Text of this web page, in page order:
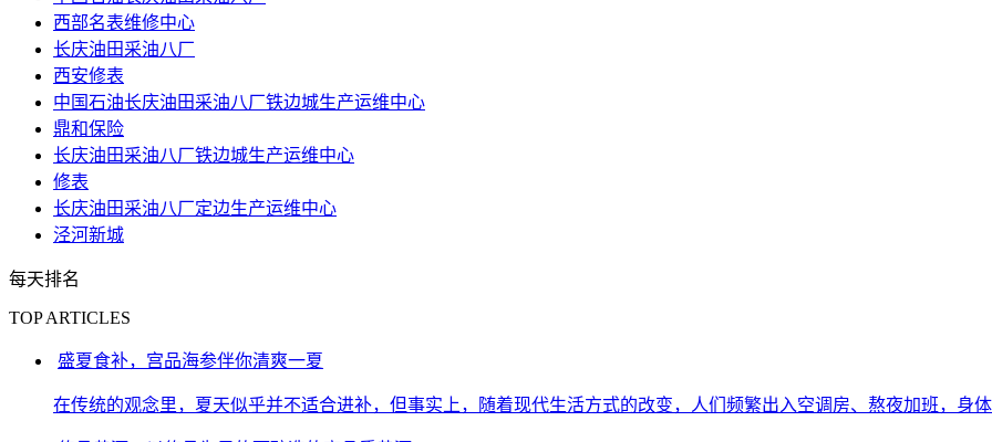
西部名表维修中心
长庆油田采油八厂
西安修表
中国石油长庆油田采油八厂铁边城生产运维中心
鼎和保险
长庆油田采油八厂铁边城生产运维中心
修表
长庆油田采油八厂定边生产运维中心
泾河新城
每天排名
TOP ARTICLES
盛夏食补，宫品海参伴你清爽一夏
在传统的观念里，夏天似乎并不适合进补，但事实上，随着现代生活方式的改变，人们频繁出入空调房、熬夜加班，身